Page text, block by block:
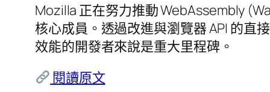
Mozilla 正在努力推動 WebAssembly
核心成員。透過改進與瀏覽器 API 的直
效能的開發者來說是重大里程碑。
閱讀原文